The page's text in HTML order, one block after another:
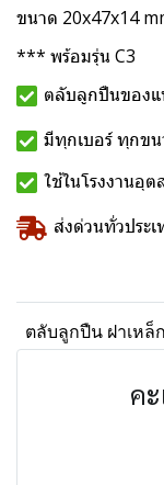
ขนาด 20x47x14
*** พร้อมรุ่น C3
ตลับลูกปืนของแ
มีทุกเบอร์ ทุกขน
ใช้ในโรงงานอุ
ส่งด่วนทั่วประ
ตลับลูกปืน ฝาเหล็
ค